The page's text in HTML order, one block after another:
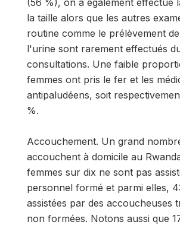
la taille alors que les autres
routine comme le prélèvement
l'urine sont rarement effectués
consultations. Une faible
femmes ont pris le fer et les
antipaludéens, soit
%.
Accouchement. Un grand
accouchent à domicile au
femmes sur dix ne sont pas
personnel formé et parmi elles,
assistées par des accoucheuses
non formées. Notons aussi que